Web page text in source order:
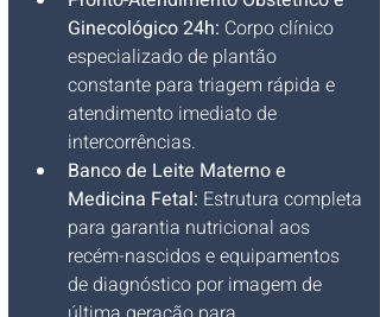
Ginecológico 24h: Corpo clínico
especializado de plantão
constante para triagem rápida e
atendimento imediato de
intercorrências.
Banco de Leite Materno e
Medicina Fetal: Estrutura completa
para garantia nutricional aos
recém-nascidos e equipamentos
de diagnóstico por imagem de